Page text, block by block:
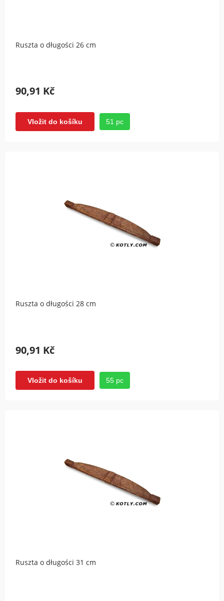
Ruszta o długości 26 cm
90,91 Kč
Vložit do košíku 51 pc
Ruszta o długości 28 cm
90,91 Kč
Vložit do košíku 55 pc
Ruszta o długości 31 cm